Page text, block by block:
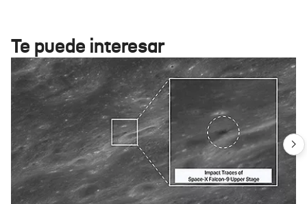
Te puede interesar